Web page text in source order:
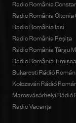
Radio România
Radio România Oltenia
Radio România Iași
Radio România Reșița
Radio România Târgu
Radio România
Bukaresti Rádió
Kolozsvári Rádió
Marosvásárhelyi Rádió
Radio Vacanța